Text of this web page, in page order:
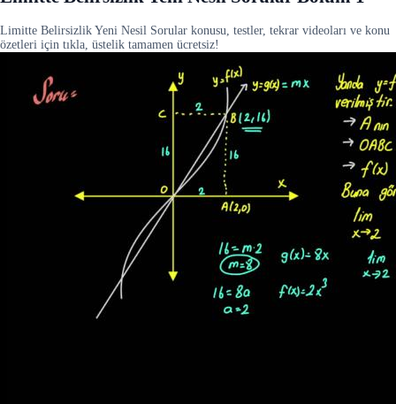
Limitte Belirsizlik Yeni Nesil Sorular konusu, testler, tekrar videoları ve konu
özetleri için tıkla, üstelik tamamen ücretsiz!